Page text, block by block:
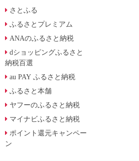
さとふる
ふるさとプレミアム
ANAのふるさと納税
dショッピングふるさと
納税百選
au PAY ふるさと納税
ふるさと本舗
ヤフーのふるさと納税
マイナビふるさと納税
ポイント還元キャンペー
ン